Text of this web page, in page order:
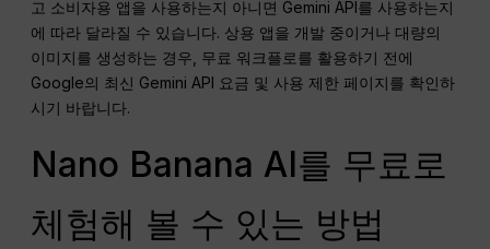
고 소비자용 앱을 사용하는지 아니면 Gemini API를 사용하는지
에 따라 달라질 수 있습니다. 상용 앱을 개발 중이거나 대량의
이미지를 생성하는 경우, 무료 워크플로를 활용하기 전에
Google의 최신 Gemini API 요금 및 사용 제한 페이지를 확인하
시기 바랍니다.
Nano Banana AI를 무료로
체험해 볼 수 있는 방법